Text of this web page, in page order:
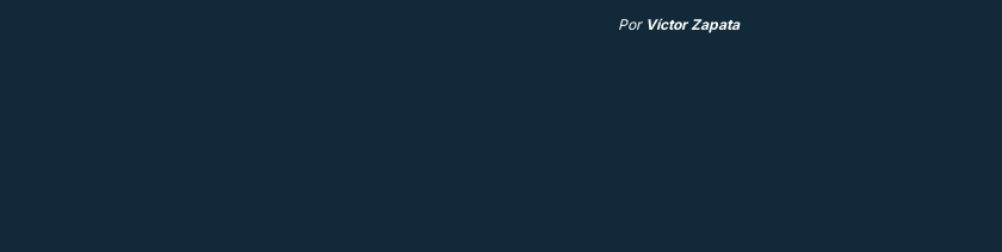
Por Víctor Zapata